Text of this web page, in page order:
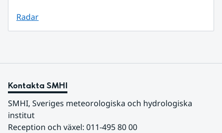
Radar
Kontakta SMHI
SMHI, Sveriges meteorologiska och hydrologiska
institut
Reception och växel: 011-495 80 00